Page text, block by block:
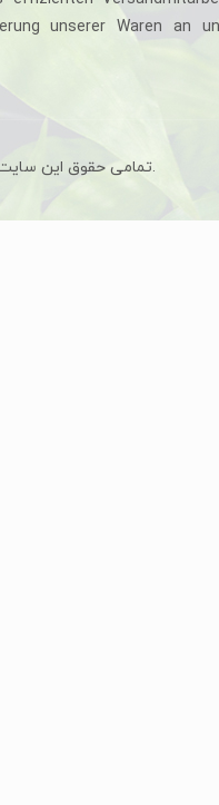
unserer Waren an
تمامی حقوق این سایت متعلق به مجموعه آرین پلنت می باشد.